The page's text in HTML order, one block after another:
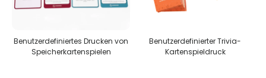
Benutzerdefiniertes Drucken von
Speicherkartenspielen
Benutzerdefinierter Trivia-
Kartenspieldruck